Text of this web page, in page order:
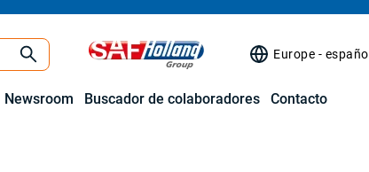
Europe - español
Newsroom Buscador de colaboradores Contacto